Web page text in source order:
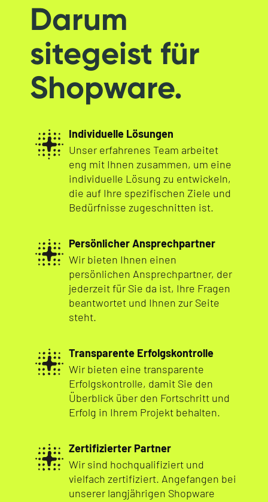
Darum
sitegeist für
Shopware.
Individuelle Lösungen
Unser erfahrenes Team arbeitet
eng mit Ihnen zusammen, um eine
individuelle Lösung zu entwickeln,
die auf Ihre spezifischen Ziele und
Bedürfnisse zugeschnitten ist.
Persönlicher Ansprechpartner
Wir bieten Ihnen einen
persönlichen Ansprechpartner, der
jederzeit für Sie da ist, Ihre Fragen
beantwortet und Ihnen zur Seite
steht.
Transparente Erfolgskontrolle
Wir bieten eine transparente
Erfolgskontrolle, damit Sie den
Überblick über den Fortschritt und
Erfolg in Ihrem Projekt behalten.
Zertifizierter Partner
Wir sind hochqualifiziert und
vielfach zertifiziert. Angefangen bei
unserer langjährigen Shopware